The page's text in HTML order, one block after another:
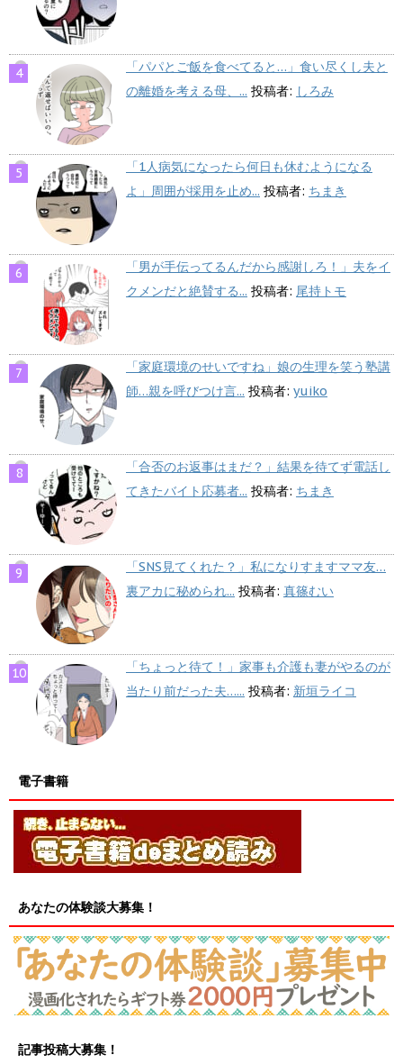
「パパとご飯を食べてると…」食い尽くし夫と
の離婚を考える母、... 投稿者: しろみ
「1人病気になったら何日も休むようになる
よ」周囲が採用を止め... 投稿者: ちまき
「男が手伝ってるんだから感謝しろ！」夫をイ
クメンだと絶賛する... 投稿者: 尾持トモ
「家庭環境のせいですね」娘の生理を笑う塾講
師…親を呼びつけ言... 投稿者: yuiko
「合否のお返事はまだ？」結果を待てず電話し
てきたバイト応募者... 投稿者: ちまき
「SNS見てくれた？」私になりすますママ友…
裏アカに秘められ... 投稿者: 真篠むい
「ちょっと待て！」家事も介護も妻がやるのが
当たり前だった夫…... 投稿者: 新垣ライコ
電子書籍
あなたの体験談大募集！
記事投稿大募集！